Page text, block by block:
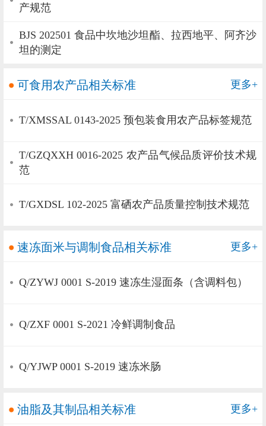
产规范
BJS 202501 食品中坎地沙坦酯、拉西地平、阿齐沙
坦的测定
可食用农产品相关标准 更多+
T/XMSSAL 0143-2025 预包装食用农产品标签规范
T/GZQXXH 0016-2025 农产品气候品质评价技术规
范
T/GXDSL 102-2025 富硒农产品质量控制技术规范
速冻面米与调制食品相关标准 更多+
Q/ZYWJ 0001 S-2019 速冻生湿面条（含调料包）
Q/ZXF 0001 S-2021 冷鲜调制食品
Q/YJWP 0001 S-2019 速冻米肠
油脂及其制品相关标准 更多+